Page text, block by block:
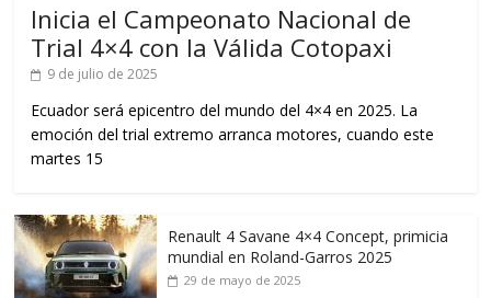
Inicia el Campeonato Nacional de
Trial 4×4 con la Válida Cotopaxi
9 de julio de 2025
Ecuador será epicentro del mundo del 4×4 en 2025. La
emoción del trial extremo arranca motores, cuando este
martes 15
Renault 4 Savane 4×4 Concept, primicia
mundial en Roland-Garros 2025
29 de mayo de 2025